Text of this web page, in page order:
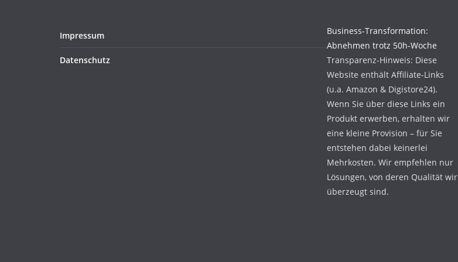
Impressum
Datenschutz
Business-Transformation:
Abnehmen trotz 50h-Woche
Transparenz-Hinweis: Diese
Website enthält Affiliate-Links
(u.a. Amazon & Digistore24).
Wenn Sie über diese Links ein
Produkt erwerben, erhalten wir
eine kleine Provision – für Sie
entstehen dabei keinerlei
Mehrkosten. Wir empfehlen nur
Lösungen, von deren Qualität wir
überzeugt sind.